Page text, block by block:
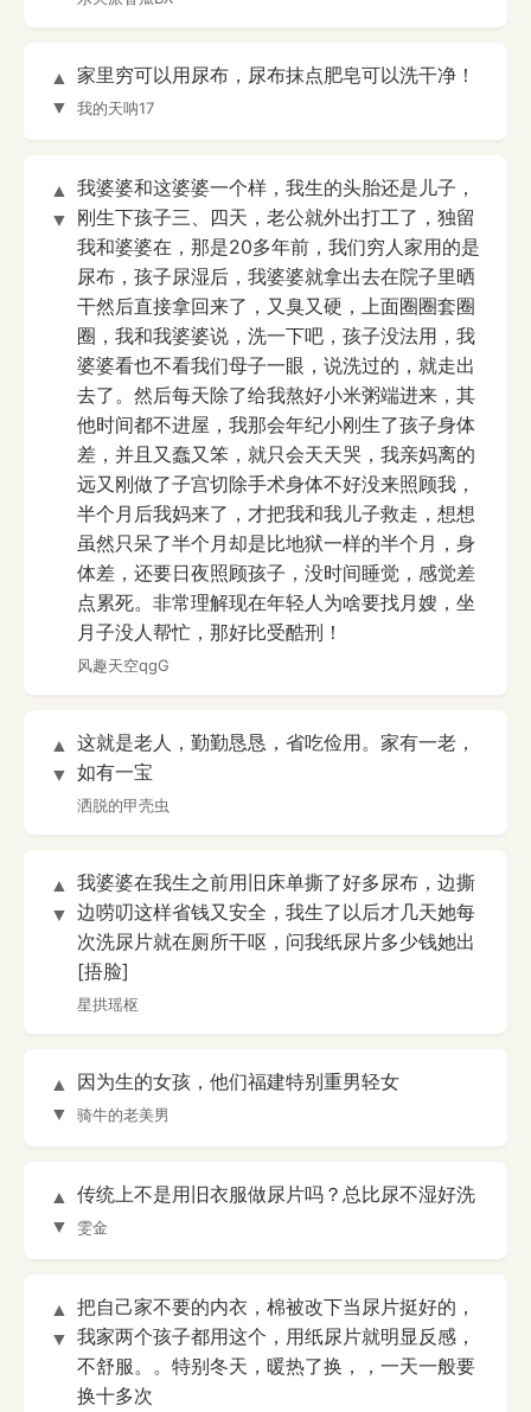
▲
▼
家里穷可以用尿布，尿布抹点肥皂可以洗干净！
我的天呐17
▲
▼
我婆婆和这婆婆一个样，我生的头胎还是儿子，
刚生下孩子三、四天，老公就外出打工了，独留
我和婆婆在，那是20多年前，我们穷人家用的是
尿布，孩子尿湿后，我婆婆就拿出去在院子里晒
干然后直接拿回来了，又臭又硬，上面圈圈套圈
圈，我和我婆婆说，洗一下吧，孩子没法用，我
婆婆看也不看我们母子一眼，说洗过的，就走出
去了。然后每天除了给我熬好小米粥端进来，其
他时间都不进屋，我那会年纪小刚生了孩子身体
差，并且又蠢又笨，就只会天天哭，我亲妈离的
远又刚做了子宫切除手术身体不好没来照顾我，
半个月后我妈来了，才把我和我儿子救走，想想
虽然只呆了半个月却是比地狱一样的半个月，身
体差，还要日夜照顾孩子，没时间睡觉，感觉差
点累死。非常理解现在年轻人为啥要找月嫂，坐
月子没人帮忙，那好比受酷刑！
风趣天空qgG
▲
▼
这就是老人，勤勤恳恳，省吃俭用。家有一老，
如有一宝
洒脱的甲壳虫
▲
▼
我婆婆在我生之前用旧床单撕了好多尿布，边撕
边唠叨这样省钱又安全，我生了以后才几天她每
次洗尿片就在厕所干呕，问我纸尿片多少钱她出
[捂脸]
星拱瑶枢
▲
▼
因为生的女孩，他们福建特别重男轻女
骑牛的老美男
▲
▼
传统上不是用旧衣服做尿片吗？总比尿不湿好洗
雯金
▲
▼
把自己家不要的内衣，棉被改下当尿片挺好的，
我家两个孩子都用这个，用纸尿片就明显反感，
不舒服。。特别冬天，暖热了换，，一天一般要
换十多次